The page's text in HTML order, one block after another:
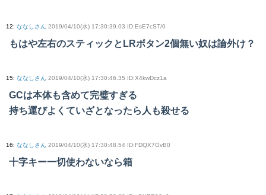
12: ななしさん 2019/04/10(水) 17:30:39.03 ID:EsE7cST/0
もはや左右のスティックとLRボタン2個無い奴は論外け？
15: ななしさん 2019/04/10(水) 17:30:46.35 ID:X4kwDcz1a
GCは本体も含めて完璧すぎる
持ち運びよくていざとなったら人も殺せる
16: ななしさん 2019/04/10(水) 17:30:48.54 ID:FDQX7GvB0
十字キー一切使わないなら箱